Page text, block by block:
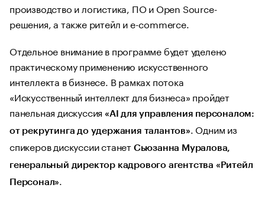
производство и логистика, ПО и Open Source-
решения, а также ритейл и e-commerce.
Отдельное внимание в программе будет уделено
практическому применению искусственного
интеллекта в бизнесе. В рамках потока
«Искусственный интеллект для бизнеса» пройдет
панельная дискуссия «AI для управления персоналом:
от рекрутинга до удержания талантов». Одним из
спикеров дискуссии станет Сьюзанна Муралова,
генеральный директор кадрового агентства «Ритейл
Персонал».